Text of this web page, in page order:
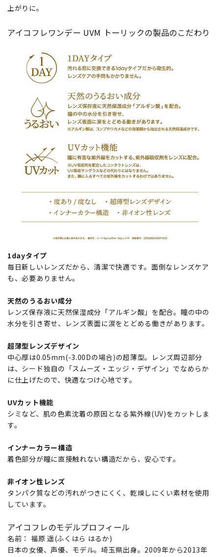
上がりに。
アイコフレワンデー UVM トーリックの製品のこだわり
1dayタイプ
毎日新しいレンズだから、清潔で快適です。面倒なレンズケア
も、必要ありません。
天然のうるおい成分
レンズ保存液に天然保湿成分「アルギン酸」を配合。瞳の中の
水分を引き寄せ、レンズ表面に涙をとどめる働きがあります。
超薄型レンズデザイン
中心厚は0.05mm(-3.00Dの場合)の超薄型。レンズ周辺部分
は、シード独自の「スムーズ・エッジ・デザイン」でなめらか
に仕上げたので、快適なつけ心地です。
UVカット機能
シミなど、肌の色素沈着の原因となる紫外線(UV)をカットしま
す。
インナーカラー構造
着色部分が瞳に直接触れない構造だから、安心です。
非イオン性レンズ
タンパク質などの汚れがつきにくく、乾燥しにくい素材を使用
しています。
アイコフレのモデルプロフィール
名前： 福原 遥(ふくはら はるか)
日本の女優、声優、モデル。埼玉県出身。2009年から2013年